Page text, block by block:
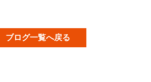
ブログ一覧へ戻る